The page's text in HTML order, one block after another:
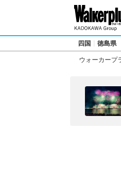
四国 徳島県
ウォーカープ